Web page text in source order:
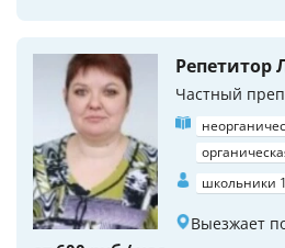
Частный
школьники
Выезжает